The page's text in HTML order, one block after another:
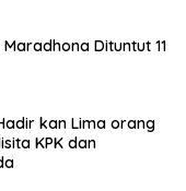
Dituntut 11
kan Lima orang
KPK dan